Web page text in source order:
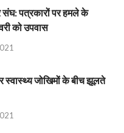
संघ: पत्रकारों पर हमले के
को उपवास
स्वास्थ्य जोखिमों के बीच झूलते